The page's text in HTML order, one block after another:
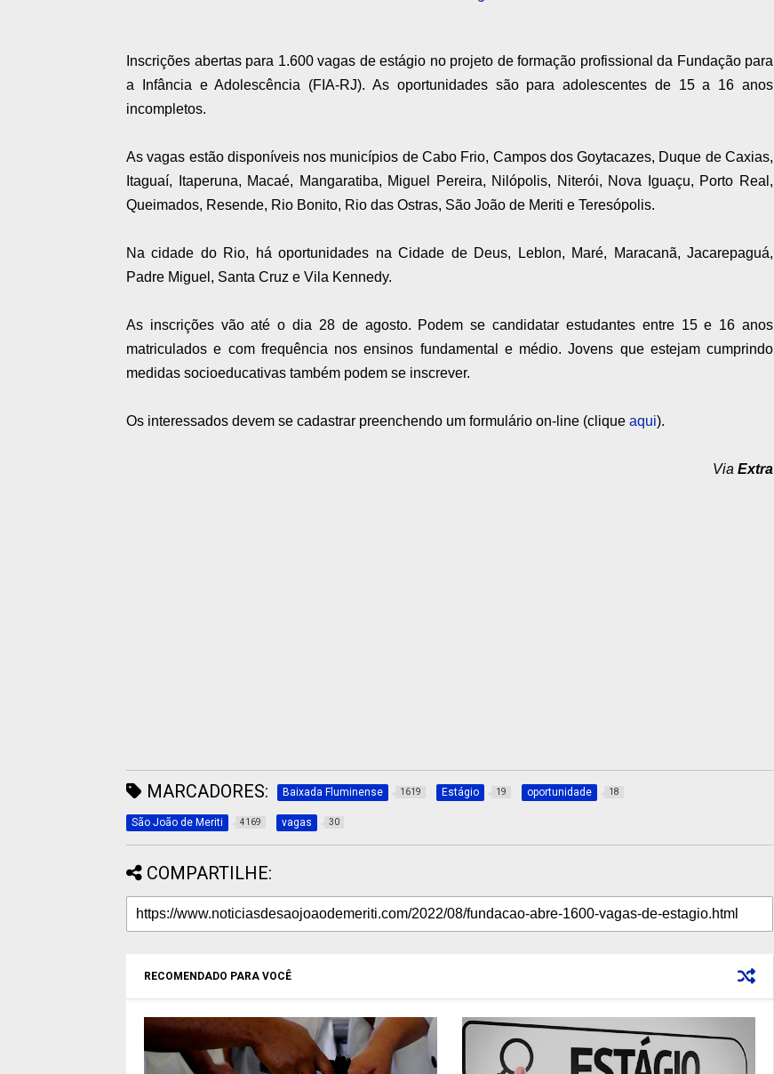
Inscrições abertas para 1.600 vagas de estágio no projeto de formação profissional da Fundação para
a Infância e Adolescência (FIA-RJ). As oportunidades são para adolescentes de 15 a 16 anos
incompletos.
As vagas estão disponíveis nos municípios de Cabo Frio, Campos dos Goytacazes, Duque de Caxias,
Itaguaí, Itaperuna, Macaé, Mangaratiba, Miguel Pereira, Nilópolis, Niterói, Nova Iguaçu, Porto Real,
Queimados, Resende, Rio Bonito, Rio das Ostras, São João de Meriti e Teresópolis.
Na cidade do Rio, há oportunidades na Cidade de Deus, Leblon, Maré, Maracanã, Jacarepaguá,
Padre Miguel, Santa Cruz e Vila Kennedy.
As inscrições vão até o dia 28 de agosto. Podem se candidatar estudantes entre 15 e 16 anos
matriculados e com frequência nos ensinos fundamental e médio. Jovens que estejam cumprindo
medidas socioeducativas também podem se inscrever.
Os interessados devem se cadastrar preenchendo um formulário on-line (clique aqui).
Via Extra
MARCADORES: Baixada Fluminense 1619 Estágio 19 oportunidade 18
São João de Meriti 4169 vagas 30
COMPARTILHE:
RECOMENDADO PARA VOCÊ